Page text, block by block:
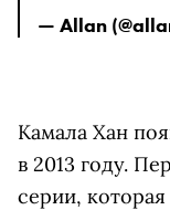
— Allan
Камала Хан
в 2013 году.
серии,